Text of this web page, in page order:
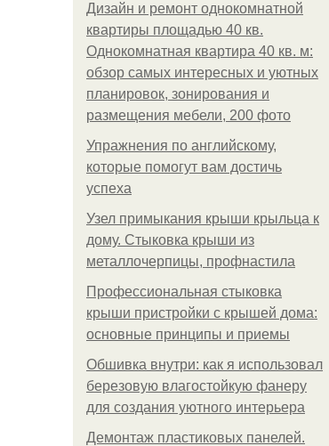
Дизайн и ремонт однокомнатной
квартиры площадью 40 кв.
Однокомнатная квартира 40 кв. м:
обзор самых интересных и уютных
планировок, зонирования и
размещения мебели, 200 фото
Упражнения по английскому,
которые помогут вам достичь
успеха
Узел примыкания крыши крыльца к
дому. Стыковка крыши из
металлочерпицы, профнастила
Профессиональная стыковка
крыши пристройки с крышей дома:
основные принципы и приемы
Обшивка внутри: как я использовал
березовую влагостойкую фанеру
для создания уютного интерьера
Демонтаж пластиковых панелей.